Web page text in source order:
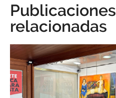
Publicaciones
relacionadas